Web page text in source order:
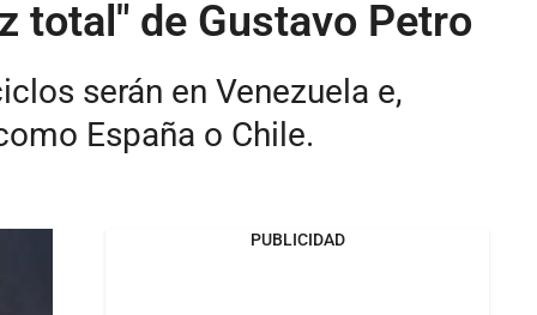
total" de Gustavo Petro
serán en Venezuela e,
España o Chile.
PUBLICIDAD